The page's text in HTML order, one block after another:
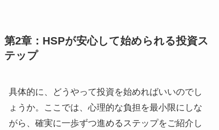
第2章：HSPが安心して始められる投資ス
テップ
具体的に、どうやって投資を始めればいいのでし
ょうか。ここでは、心理的な負担を最小限にしな
がら、確実に一歩ずつ進めるステップをご紹介し